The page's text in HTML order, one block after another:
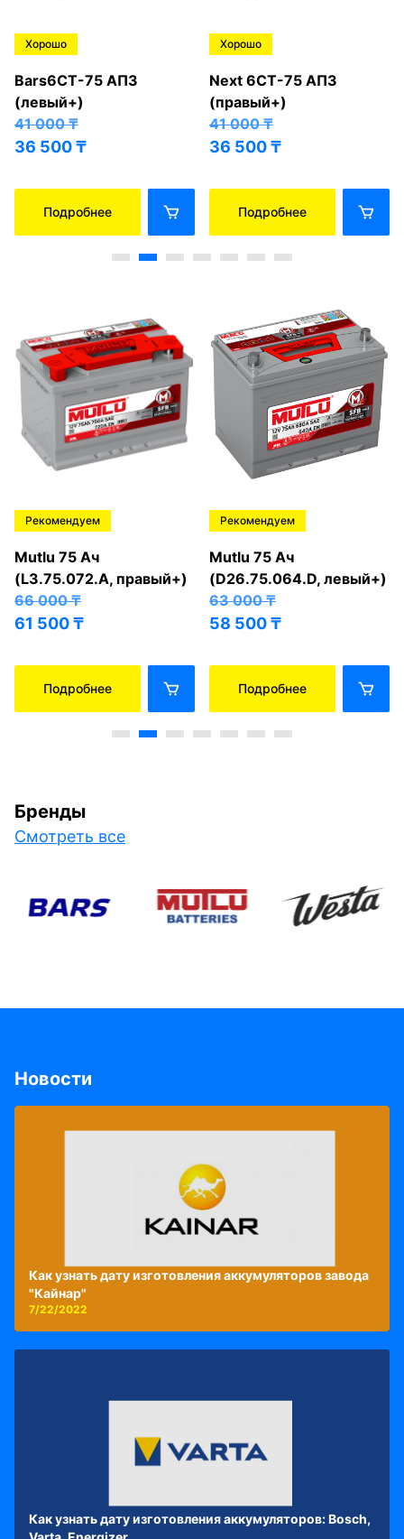
Хорошо
Bars6СТ-75 АПЗ
(левый+)
41 000₸
36 500₸
Подробнее
Хорошо
Next 6СТ-75 АПЗ
(правый+)
41 000₸
36 500₸
Подробнее
Рекомендуем
Mutlu 75 Ач
(L3.75.072.A, правый+)
66 000₸
61 500₸
Подробнее
Рекомендуем
Mutlu 75 Ач
(D26.75.064.D, левый+)
63 000₸
58 500₸
Подробнее
Бренды
Смотреть все
Новости
Как узнать дату изготовления аккумуляторов завода
"Кайнар"
7/22/2022
Как узнать дату изготовления аккумуляторов: Bosch,